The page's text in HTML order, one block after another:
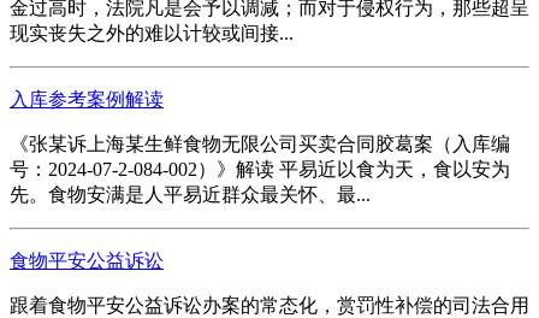
金过高时，法院凡是会予以调减；而对于侵权行为，那些超呈
现实丧失之外的难以计较或间接...
入库参考案例解读
《张某诉上海某生鲜食物无限公司买卖合同胶葛案（入库编
号：2024-07-2-084-002）》解读 平易近以食为天，食以安为
先。食物安满是人平易近群众最关怀、最...
食物平安公益诉讼
跟着食物平安公益诉讼办案的常态化，赏罚性补偿的司法合用